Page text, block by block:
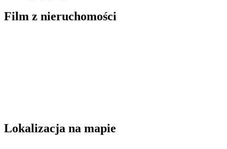
Film z nieruchomości
Lokalizacja na mapie